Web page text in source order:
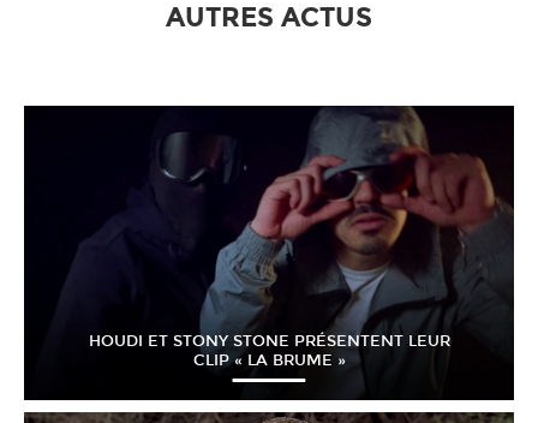
AUTRES ACTUS
HOUDI ET STONY STONE PRÉSENTENT LEUR
CLIP « LA BRUME »